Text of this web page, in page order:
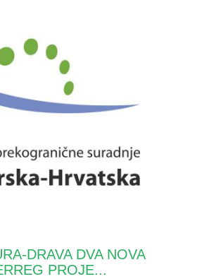
DRAVA DVA NOVA
PROJE...